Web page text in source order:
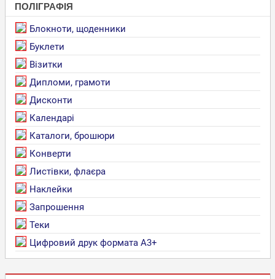
ПОЛІГРАФІЯ
Блокноти, щоденники
Буклети
Візитки
Дипломи, грамоти
Дисконти
Календарі
Каталоги, брошюри
Конверти
Листівки, флаєра
Наклейки
Запрошення
Теки
Цифровий друк формата А3+